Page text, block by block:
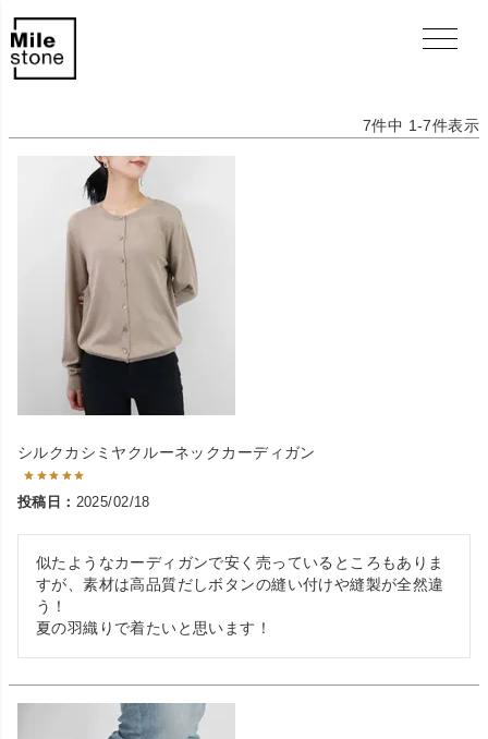
7件中 1-7件表示
シルクカシミヤクルーネックカーディガン
投稿日 2025/02/18
似たようなカーディガンで安く売っているところもありま
すが、素材は高品質だしボタンの縫い付けや縫製が全然違
う！
夏の羽織りで着たいと思います！